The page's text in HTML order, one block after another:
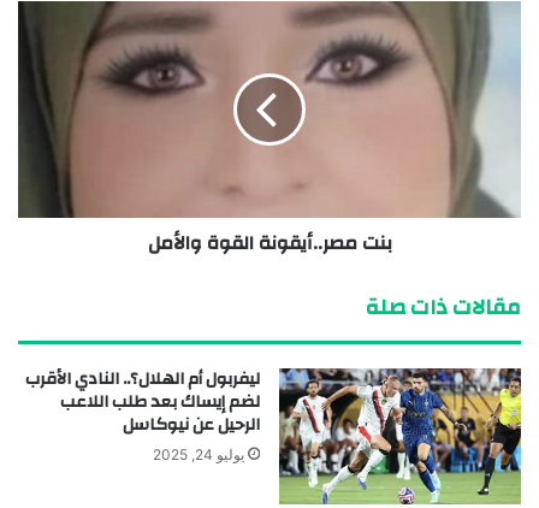
بنت مصر..أيقونة القوة والأمل
مقالات ذات صلة
ليفربول أم الهلال؟.. النادي الأقرب
لضم إيساك بعد طلب اللاعب
الرحيل عن نيوكاسل
يوليو 24, 2025